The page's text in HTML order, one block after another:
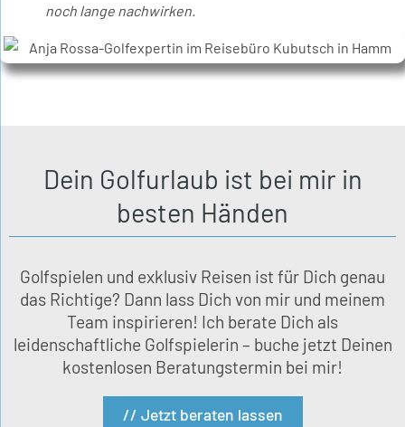
noch lange nachwirken.
Dein Golfurlaub ist bei mir in
besten Händen
Golfspielen und exklusiv Reisen ist für Dich genau
das Richtige? Dann lass Dich von mir und meinem
Team inspirieren! Ich berate Dich als
leidenschaftliche Golfspielerin – buche jetzt Deinen
kostenlosen Beratungstermin bei mir!
// Jetzt beraten lassen